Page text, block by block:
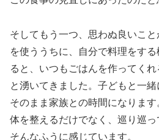
そしてもう一つ、思わぬ良いこ
を使ううちに、自分で料理をす
ると、いつもごはんを作ってく
と湧いてきました。子どもと一
そのまま家族との時間になります
体を整えるだけでなく、巡り巡っ
そんなふうに感じています。